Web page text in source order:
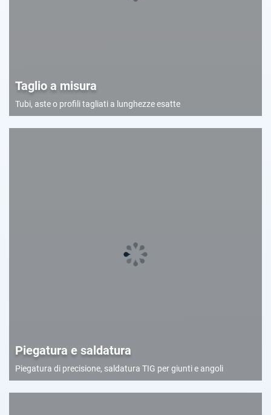
Taglio a misura
Tubi, aste o profili tagliati a lunghezze esatte
Piegatura e saldatura
Piegatura di precisione, saldatura TIG per giunti e angoli